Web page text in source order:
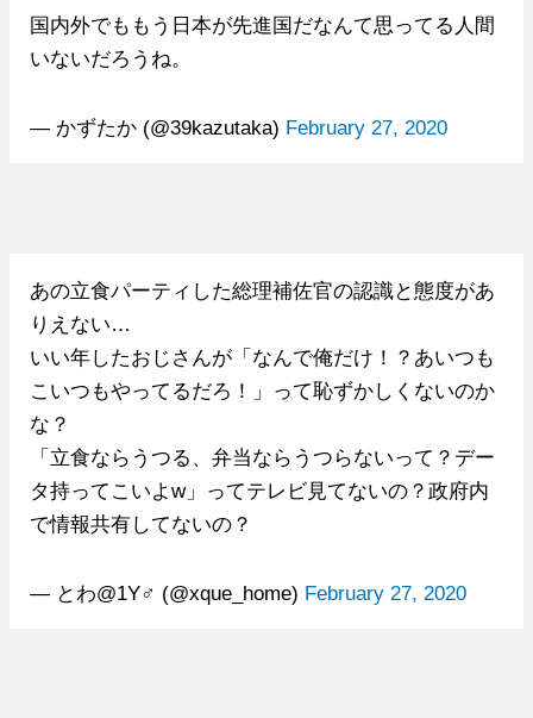
国内外でももう日本が先進国だなんて思ってる人間
いないだろうね。
— かずたか (@39kazutaka) February 27, 2020
あの立食パーティした総理補佐官の認識と態度があ
りえない…
いい年したおじさんが「なんで俺だけ！？あいつも
こいつもやってるだろ！」って恥ずかしくないのか
な？
「立食ならうつる、弁当ならうつらないって？デー
タ持ってこいよw」ってテレビ見てないの？政府内
で情報共有してないの？
— とわ@1Y♂ (@xque_home) February 27, 2020